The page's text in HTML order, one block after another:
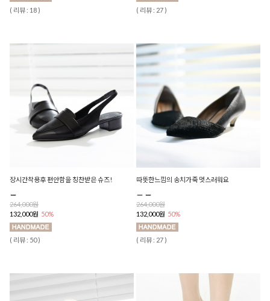
( 리뷰 : 18 ) ( 리뷰 : 27 )
장시간착용후 편안함을 칭찬받은 슈즈!
264,000원
132,000원 50%
( 리뷰 : 50 )
따뜻한느낌의 송치가죽 멋스러워요
264,000원
132,000원 50%
( 리뷰 : 27 )